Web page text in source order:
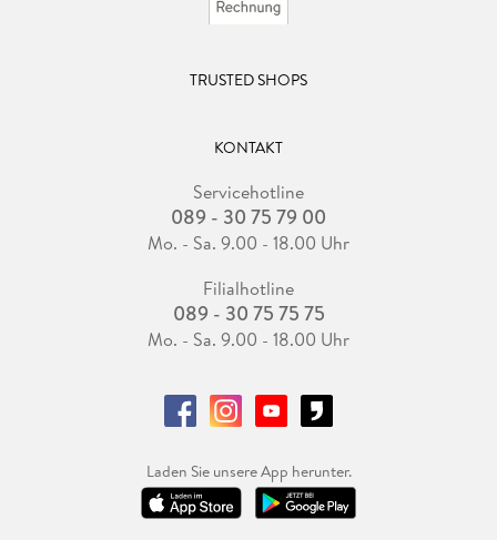
TRUSTED SHOPS
KONTAKT
Servicehotline
089 - 30 75 79 00
Mo. - Sa. 9.00 - 18.00 Uhr
Filialhotline
089 - 30 75 75 75
Mo. - Sa. 9.00 - 18.00 Uhr
Laden Sie unsere App herunter.